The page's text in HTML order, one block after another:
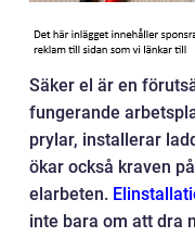
Säker el är en
fungerande
prylar, installerar
ökar också kraven
elarbeten.
inte bara om att dra